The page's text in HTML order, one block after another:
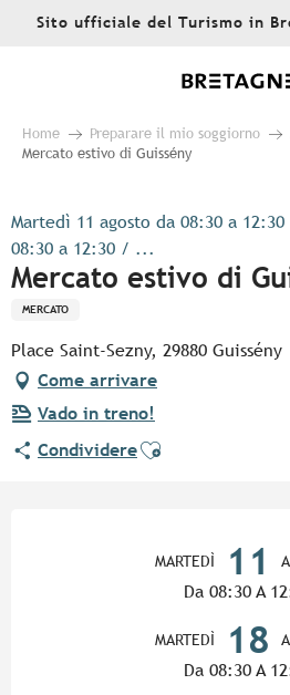
AllerSito ufficiale del Turismo in
Home Preparare il mio soggiorno
Mercato estivo di Guissény
Martedì 11 agosto da 08:30 a
08:30 a 12:30 / ...
Mercato estivo di
MERCATO
Place Saint-Sezny, 29880 Guissény
Come arrivare
Vado in treno!
CondividereAjouter aux favoris
MARTEDÌ 11
Da 08:30 A
MARTEDÌ 18
Da 08:30 A